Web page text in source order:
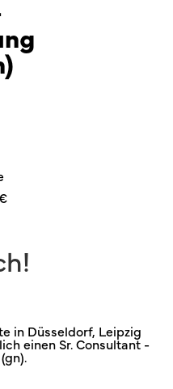
in Düsseldorf, Leipzig
einen Sr. Consultant -